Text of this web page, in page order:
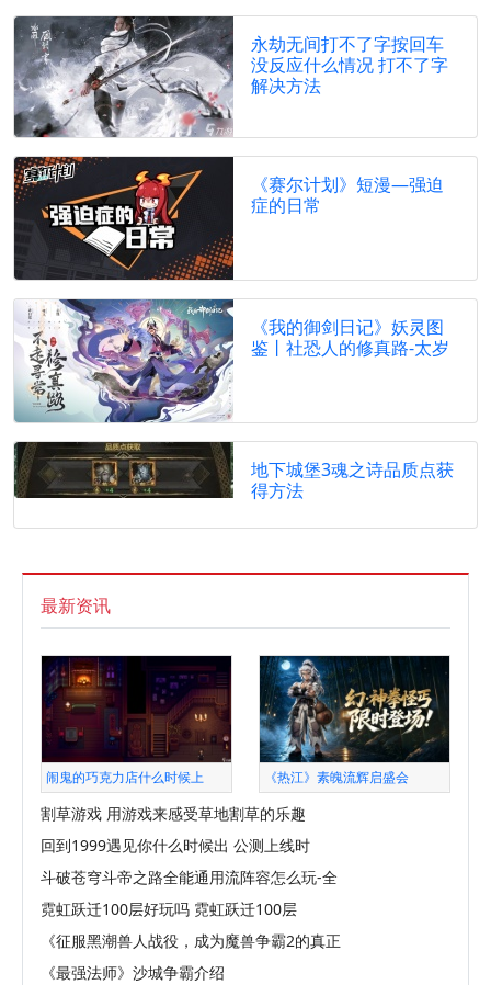
永劫无间打不了字按回车
没反应什么情况 打不了字
解决方法
《赛尔计划》短漫—强迫
症的日常
《我的御剑日记》妖灵图
鉴丨社恐人的修真路-太岁
地下城堡3魂之诗品质点获
得方法
最新资讯
闹鬼的巧克力店什么时候上 《热江》素魄流辉启盛会
割草游戏 用游戏来感受草地割草的乐趣
回到1999遇见你什么时候出 公测上线时
斗破苍穹斗帝之路全能通用流阵容怎么玩-全
霓虹跃迁100层好玩吗 霓虹跃迁100层
《征服黑潮兽人战役，成为魔兽争霸2的真正
《最强法师》沙城争霸介绍